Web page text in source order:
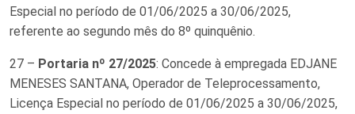
Especial no período de 01/06/2025 a 30/06/2025,
referente ao segundo mês do 8º quinquênio.
27 – Portaria nº 27/2025: Concede à empregada EDJANE
MENESES SANTANA, Operador de Teleprocessamento,
Licença Especial no período de 01/06/2025 a 30/06/2025,